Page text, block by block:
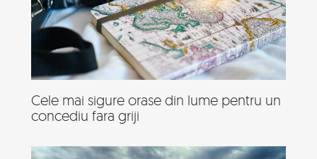
Cele mai sigure orase din lume pentru un
concediu fara griji